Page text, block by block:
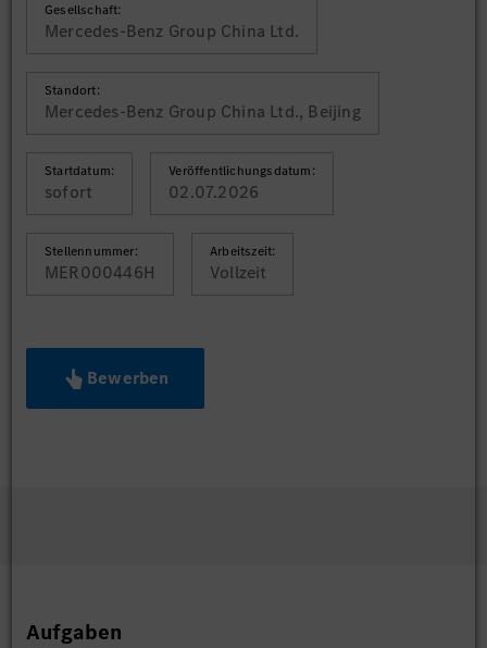
Gesellschaft:
Mercedes-Benz Group China Ltd.
Standort:
Mercedes-Benz Group China Ltd., Beijing
Startdatum:
sofort
Veröffentlichungsdatum:
02.07.2026
Stellennummer:
MER000446H
Arbeitszeit:
Vollzeit
Bewerben
Aufgaben